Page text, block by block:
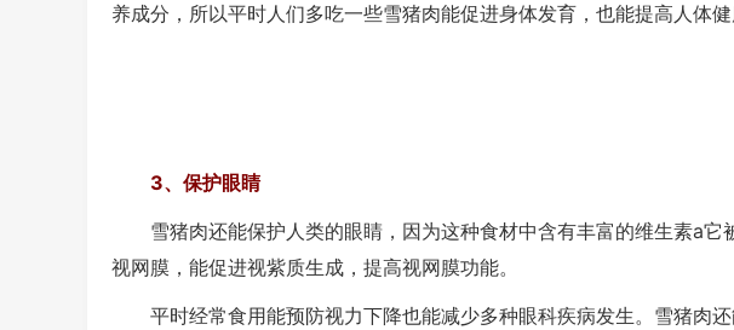
养成分，所以平时人们多吃一些雪猪肉能促进身体发育，也能提高人体健
3、保护眼睛
雪猪肉还能保护人类的眼睛，因为这种食材中含有丰富的维生素a它
视网膜，能促进视紫质生成，提高视网膜功能。
平时经常食用能预防视力下降也能减少多种眼科疾病发生。雪猪肉还